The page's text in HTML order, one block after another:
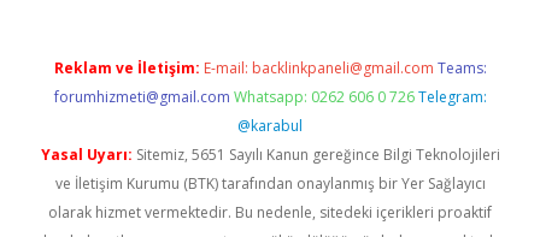
Reklam ve İletişim: E-mail: backlinkpaneli@gmail.com Teams:
forumhizmeti@gmail.com Whatsapp: 0262 606 0 726 Telegram:
@karabul
Yasal Uyarı: Sitemiz, 5651 Sayılı Kanun gereğince Bilgi Teknolojileri
ve İletişim Kurumu (BTK) tarafından onaylanmış bir Yer Sağlayıcı
olarak hizmet vermektedir. Bu nedenle, sitedeki içerikleri proaktif